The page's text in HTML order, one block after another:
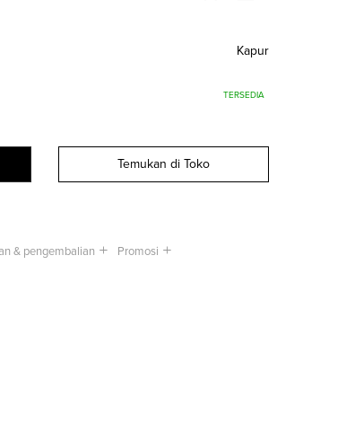
Kapur
TERSEDIA
Temukan di Toko
& pengembalian Promosi